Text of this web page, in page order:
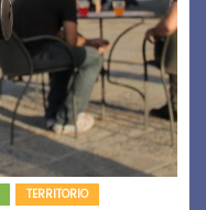
TERRITORIO